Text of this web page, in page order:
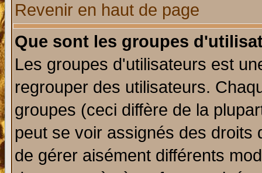
Revenir en haut de page
Que sont les groupes
Les groupes d'utilisateurs est
regrouper des utilisateurs.
groupes (ceci diffère de la
peut se voir assignés des
de gérer aisément différents